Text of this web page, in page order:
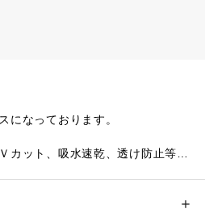
になっております。
カット、吸水速乾、透け防止等の
、目立ちにくく、前身をめくって